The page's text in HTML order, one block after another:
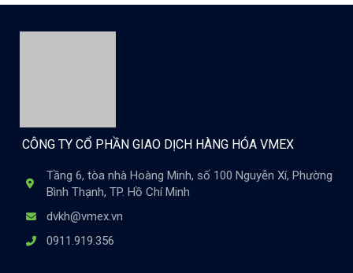
CÔNG TY CỔ PHẦN GIAO DỊCH HÀNG HÓA VMEX
Tầng 6, tòa nhà Hoàng Minh, số 100 Nguyễn Xí, Phường
Bình Thạnh, TP. Hồ Chí Minh
dvkh@vmex.vn
0911.919.356